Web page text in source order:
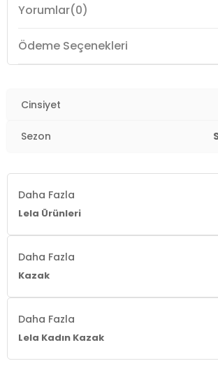
Yorumlar(0)
Ödeme Seçenekleri
Cinsiyet
Sezon
Daha Fazla
Lela Ürünleri
Daha Fazla
Kazak
Daha Fazla
Lela Kadın Kazak